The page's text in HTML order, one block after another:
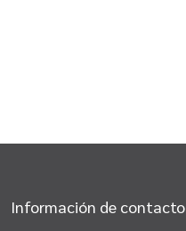
Información de contacto